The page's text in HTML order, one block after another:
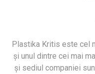
Plastika Kritis este cel
și unul dintre cei mai
și sediul companiei